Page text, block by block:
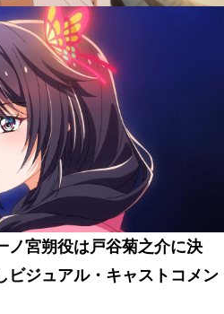
ノ宮朔役は戸谷菊之介に決
ビジュアル・キャストコメン